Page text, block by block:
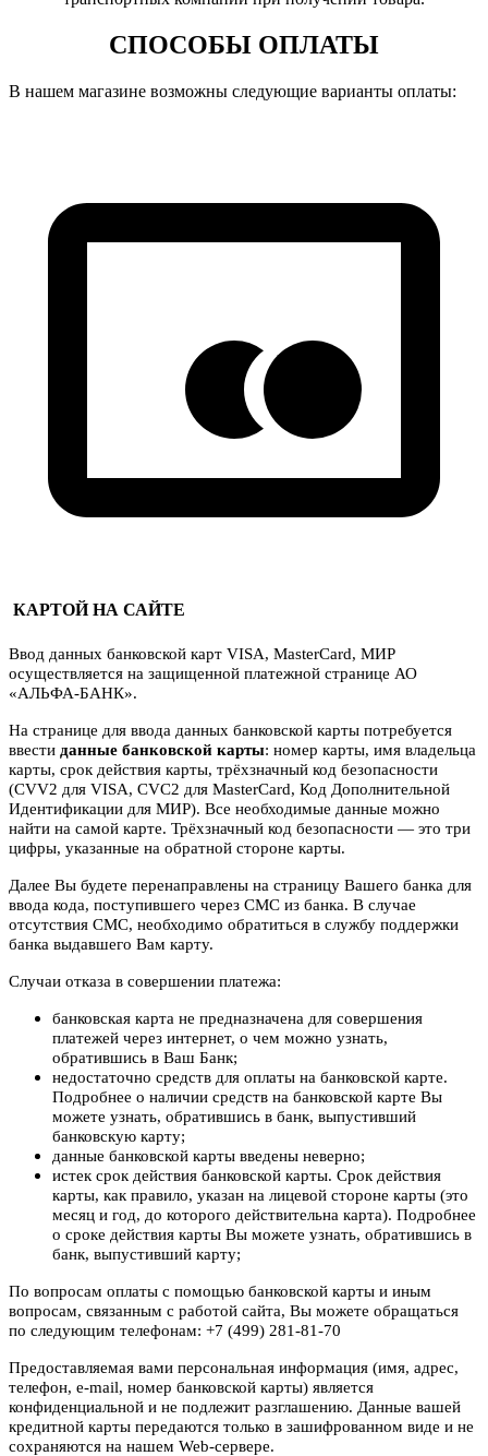
СПОСОБЫ ОПЛАТЫ
В нашем магазине возможны следующие варианты оплаты:
КАРТОЙ НА САЙТЕ
Ввод данных банковской карт VISA, MasterCard, МИР
осуществляется на защищенной платежной странице АО
«АЛЬФА-БАНК».
На странице для ввода данных банковской карты потребуется
ввести данные банковской карты: номер карты, имя владельца
карты, срок действия карты, трёхзначный код безопасности
(CVV2 для VISA, CVC2 для MasterCard, Код Дополнительной
Идентификации для МИР). Все необходимые данные можно
найти на самой карте. Трёхзначный код безопасности — это три
цифры, указанные на обратной стороне карты.
Далее Вы будете перенаправлены на страницу Вашего банка для
ввода кода, поступившего через СМС из банка. В случае
отсутствия СМС, необходимо обратиться в службу поддержки
банка выдавшего Вам карту.
Случаи отказа в совершении платежа:
банковская карта не предназначена для совершения
платежей через интернет, о чем можно узнать,
обратившись в Ваш Банк;
недостаточно средств для оплаты на банковской карте.
Подробнее о наличии средств на банковской карте Вы
можете узнать, обратившись в банк, выпустивший
банковскую карту;
данные банковской карты введены неверно;
истек срок действия банковской карты. Срок действия
карты, как правило, указан на лицевой стороне карты (это
месяц и год, до которого действительна карта). Подробнее
о сроке действия карты Вы можете узнать, обратившись в
банк, выпустивший карту;
По вопросам оплаты с помощью банковской карты и иным
вопросам, связанным с работой сайта, Вы можете обращаться
по следующим телефонам: +7 (499) 281-81-70
Предоставляемая вами персональная информация (имя, адрес,
телефон, e-mail, номер банковской карты) является
конфиденциальной и не подлежит разглашению. Данные вашей
кредитной карты передаются только в зашифрованном виде и не
сохраняются на нашем Web-сервере.